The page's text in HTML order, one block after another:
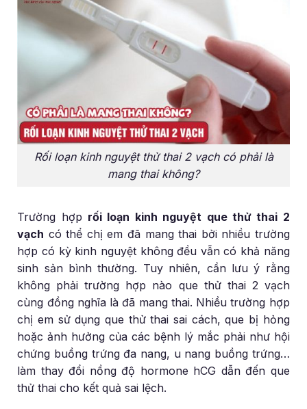
Rối loạn kinh nguyệt thử thai 2 vạch có phải là
mang thai không?
Trường hợp rối loạn kinh nguyệt que thử thai 2
vạch có thể chị em đã mang thai bởi nhiều trường
hợp có kỳ kinh nguyệt không đều vẫn có khả năng
sinh sản bình thường. Tuy nhiên, cần lưu ý rằng
không phải trường hợp nào que thử thai 2 vạch
cùng đồng nghĩa là đã mang thai. Nhiều trường hợp
chị em sử dụng que thử thai sai cách, que bị hỏng
hoặc ảnh hưởng của các bệnh lý mắc phải như hội
chứng buồng trứng đa nang, u nang buồng trứng…
làm thay đổi nồng độ hormone hCG dẫn đến que
thử thai cho kết quả sai lệch.